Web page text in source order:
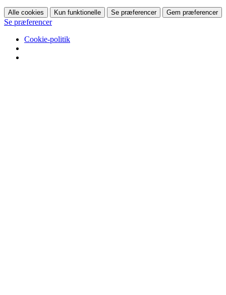
Alle cookies Kun funktionelle Se præferencer Gem præferencer
Se præferencer
Cookie-politik